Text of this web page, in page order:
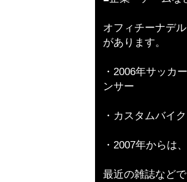
オフィチーナデ
があります。
・2006年サッカ
ンサー
・カスタムバイ
・2007年からは
最近の雑誌など